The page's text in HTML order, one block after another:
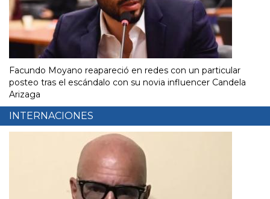
Facundo Moyano reapareció en redes con un particular
posteo tras el escándalo con su novia influencer Candela
Arizaga
INTERNACIONES